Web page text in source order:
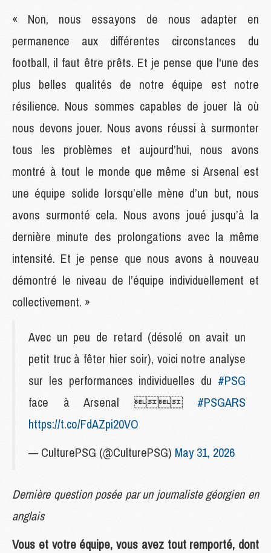
« Non, nous essayons de nous adapter en
permanence aux différentes circonstances du
football, il faut être prêts. Et je pense que l'une des
plus belles qualités de notre équipe est notre
résilience. Nous sommes capables de jouer là où
nous devons jouer. Nous avons réussi à surmonter
tous les problèmes et aujourd’hui, nous avons
montré à tout le monde que même si Arsenal est
une équipe solide lorsqu’elle mène d’un but, nous
avons surmonté cela. Nous avons joué jusqu’à la
dernière minute des prolongations avec la même
intensité. Et je pense que nous avons à nouveau
démontré le niveau de l’équipe individuellement et
collectivement. »
Avec un peu de retard (désolé on avait un
petit truc à fêter hier soir), voici notre analyse
sur les performances individuelles du #PSG
face à Arsenal  #PSGARS
https://t.co/FdAZpi20VO
— CulturePSG (@CulturePSG) May 31, 2026
Dernière question posée par un journaliste géorgien en
anglais
Vous et votre équipe, vous avez tout remporté, dont